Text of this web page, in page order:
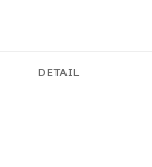
DETAIL